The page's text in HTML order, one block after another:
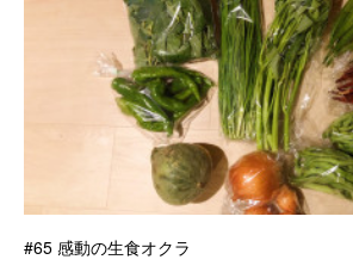
#65 感動の生食オクラ